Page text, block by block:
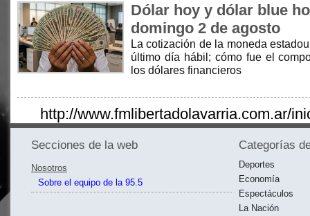
Dólar hoy y dólar blue
domingo 2 de agosto
La cotización de la moneda
último día hábil; cómo fue el
los dólares financieros
http://www.fmlibertadolavarria.com.ar/
Secciones de la web
Nosotros
Sobre el equipo de la 95.5
Categorías
Deportes
Economía
Espectáculos
La Nación